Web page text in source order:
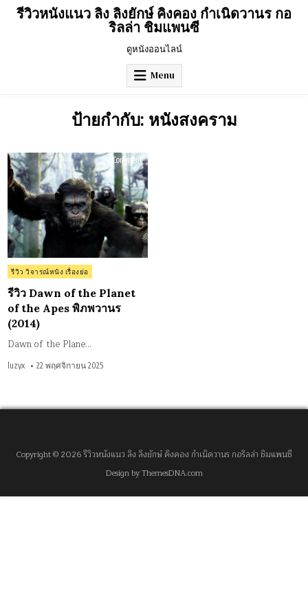
Skipรีวิวหนังแนว ลิง ลิงยักษ์ คิงคอง กำเนิดวานร กอ
ริลล่า ชิมแพนซี
ดูหนังออนไลน์
Menu
ป้ายกำกับ: หนังสงคราม
0 Commenton
รีวิว
Dawn
of
the
Planet
of
the
Apes
พิภพ
วานร
(2014)
Posted
in
รีวิว วิจารณ์หนัง เรื่องย่อ
รีวิว Dawn of the Planet
of the Apes พิภพวานร
(2014)
Dawn of the Plane…
luzyx 22 พฤศจิกายน 2025
Copyright © 2026 รีวิวหนังแนว ลิง ลิงยักษ์ คิงคอง กำเนิดวานร กอริลล่า ชิมแพนซี
Design by ThemesDNA.com